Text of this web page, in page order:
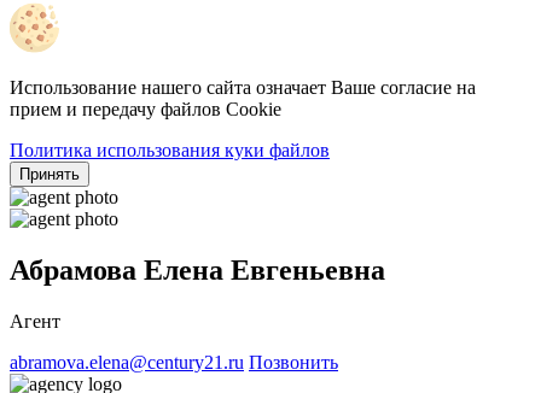
Использование нашего сайта означает Ваше согласие на
прием и передачу файлов Cookie
Политика использования куки файлов
Принять
Абрамова Елена Евгеньевна
Агент
abramova.elena@century21.ru Позвонить